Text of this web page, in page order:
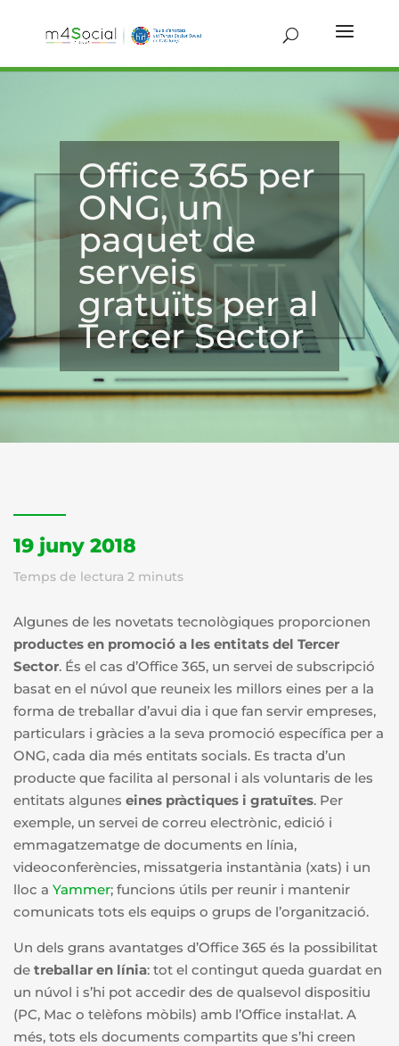
Office 365 per
ONG, un
paquet de
serveis
gratuïts per al
Tercer Sector
19 juny 2018
Temps de lectura 2 minuts
Algunes de les novetats tecnològiques proporcionen
productes en promoció a les entitats del Tercer
Sector. És el cas d’Office 365, un servei de subscripció
basat en el núvol que reuneix les millors eines per a la
forma de treballar d’avui dia i que fan servir empreses,
particulars i gràcies a la seva promoció específica per a
ONG, cada dia més entitats socials. Es tracta d’un
producte que facilita al personal i als voluntaris de les
entitats algunes eines pràctiques i gratuïtes. Per
exemple, un servei de correu electrònic, edició i
emmagatzematge de documents en línia,
videoconferències, missatgeria instantània (xats) i un
lloc a Yammer; funcions útils per reunir i mantenir
comunicats tots els equips o grups de l’organització.
Un dels grans avantatges d’Office 365 és la possibilitat
de treballar en línia: tot el contingut queda guardat en
un núvol i s’hi pot accedir des de qualsevol dispositiu
(PC, Mac o telèfons mòbils) amb l’Office instal·lat. A
més, tots els documents compartits que s’hi creen